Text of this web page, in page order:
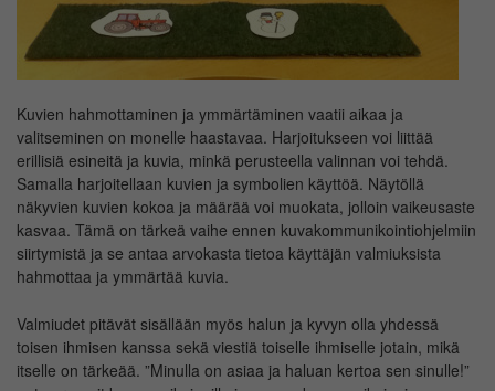
Kuvien hahmottaminen ja ymmärtäminen vaatii aikaa ja
valitseminen on monelle haastavaa. Harjoitukseen voi liittää
erillisiä esineitä ja kuvia, minkä perusteella valinnan voi tehdä.
Samalla harjoitellaan kuvien ja symbolien käyttöä. Näytöllä
näkyvien kuvien kokoa ja määrää voi muokata, jolloin vaikeusaste
kasvaa. Tämä on tärkeä vaihe ennen kuvakommunikointiohjelmiin
siirtymistä ja se antaa arvokasta tietoa käyttäjän valmiuksista
hahmottaa ja ymmärtää kuvia.
Valmiudet pitävät sisällään myös halun ja kyvyn olla yhdessä
toisen ihmisen kanssa sekä viestiä toiselle ihmiselle jotain, mikä
itselle on tärkeää. ”Minulla on asiaa ja haluan kertoa sen sinulle!”